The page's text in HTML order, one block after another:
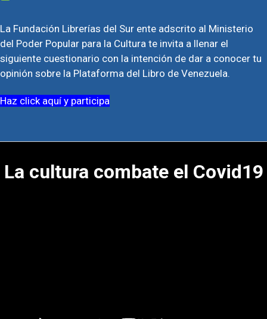
La Fundación Librerías del Sur ente adscrito al Ministerio
del Poder Popular para la Cultura te invita a llenar el
siguiente cuestionario con la intención de dar a conocer tu
opinión sobre la Plataforma del Libro de Venezuela.
Haz click aquí y participa
La cultura combate el Covid19